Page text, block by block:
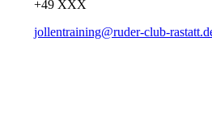
+49 XXX
jollentraining@ruder-club-